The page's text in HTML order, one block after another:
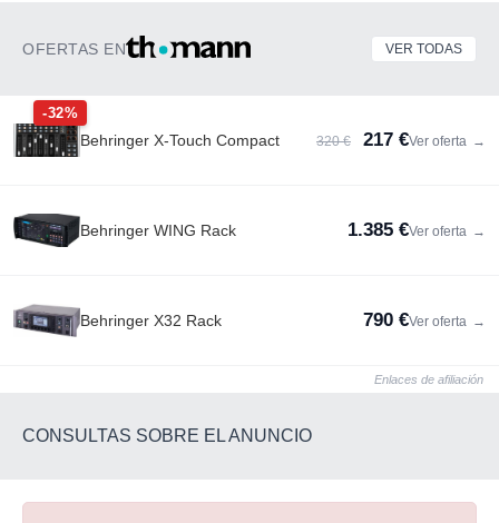
OFERTAS EN VER TODAS
-32%
Behringer X-Touch Compact 320 € 217 €Ver oferta →
Behringer WING Rack 1.385 €Ver oferta →
Behringer X32 Rack 790 €Ver oferta →
Enlaces de afiliación
CONSULTAS SOBRE EL ANUNCIO